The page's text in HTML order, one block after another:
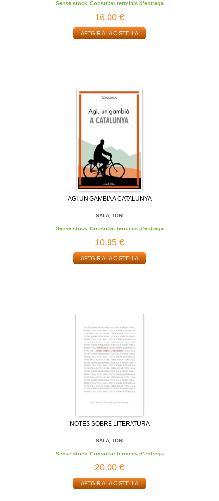
Sense stock. Consultar terminis d'entrega
16,00 €
AFEGIR A LA CISTELLA
AGI UN GAMBIA A CATALUNYA
SALA, TONI
Sense stock. Consultar terminis d'entrega
10,95 €
AFEGIR A LA CISTELLA
NOTES SOBRE LITERATURA
SALA, TONI
Sense stock. Consultar terminis d'entrega
20,00 €
AFEGIR A LA CISTELLA